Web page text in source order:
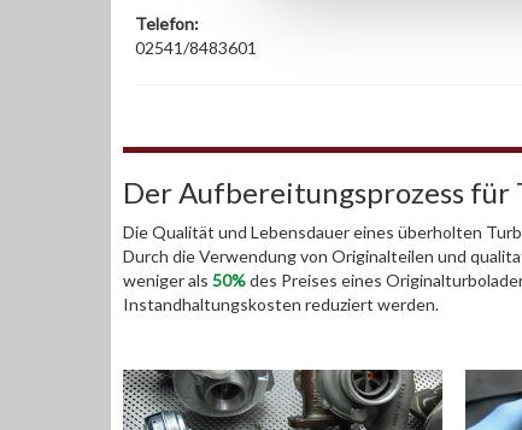
Telefon:
02541/8483601
Der Aufbereitungsprozess für
Die Qualität und Lebensdauer eines überholten
Durch die Verwendung von Originalteilen und
weniger als 50%des Preises eines
Instandhaltungskosten reduziert werden.